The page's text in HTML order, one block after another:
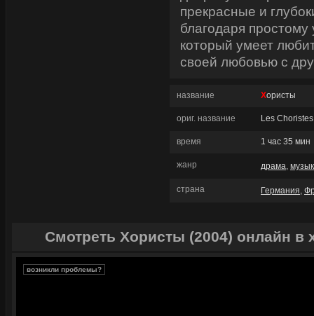
прекрасные и
благодаря
который умеет
своей любовью с
название Хористы
ориг. название Les Choristes
время 1 час 35 мин
жанр драма,
страна Германия,
Смотреть Хористы (2004) онлайн в
возникли проблемы?